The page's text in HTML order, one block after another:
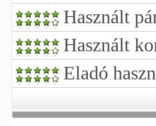
Használt
Használt
Eladó